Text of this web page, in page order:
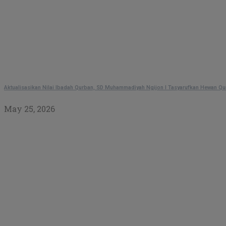
Aktualisasikan Nilai Ibadah Qurban, SD Muhammadiyah Ngijon I Tasyarufkan Hewan
May 25, 2026